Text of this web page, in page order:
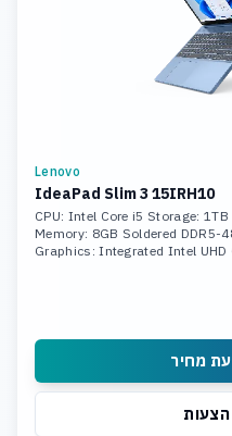
Lenovo
IdeaPad Slim 3 15IRH10
CPU: Intel Core i5 Storage:
Memory: 8GB Soldered DDR5-
Graphics: Integrated Intel
מחיר